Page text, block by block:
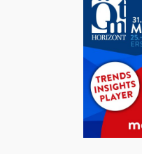
Membership